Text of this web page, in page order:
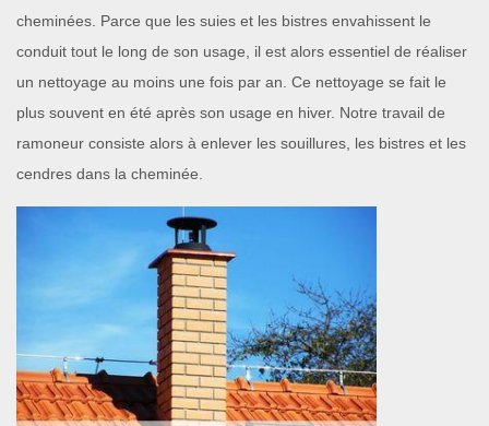
cheminées. Parce que les suies et les bistres envahissent le
conduit tout le long de son usage, il est alors essentiel de réaliser
un nettoyage au moins une fois par an. Ce nettoyage se fait le
plus souvent en été après son usage en hiver. Notre travail de
ramoneur consiste alors à enlever les souillures, les bistres et les
cendres dans la cheminée.